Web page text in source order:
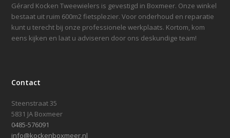
Gérard Kocken Tweewielers is gevestigd in Boxmeer. Onze winkel
bestaat uit ruim 600m2 fietsplezier. Voor onderhoud en reparatie
kunt u terecht bij onze professionele werkplaats. Kortom, kom
eens kijken en laat u adviseren door ons deskundige team!
Contact
Steenstraat 35
5831 JA Boxmeer
0485-576091
info@kockenboxmeer.nl